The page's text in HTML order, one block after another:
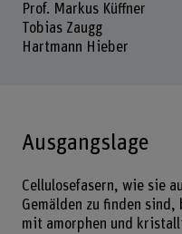
Prof. Markus Küffner
Tobias Zaugg
Hartmann Hieber
Ausgangslage
Cellulosefasern, wie sie
Gemälden zu finden sind,
mit amorphen und